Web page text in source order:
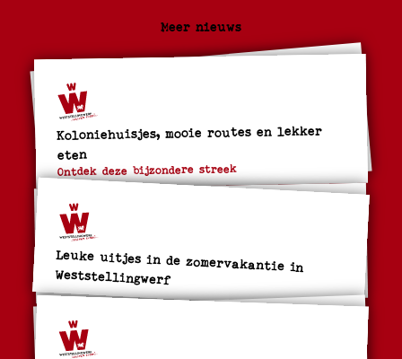
Meer nieuws
Koloniehuisjes, mooie routes en lekker
eten
Ontdek deze bijzondere streek
Leuke uitjes in de zomervakantie in
Weststellingwerf